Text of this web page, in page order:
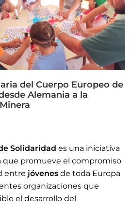
del Cuerpo Europeo de
Alemania a la
Solidaridad es una iniciativa
que promueve el compromiso
entre jóvenes de toda Europa
organizaciones que
el desarrollo del